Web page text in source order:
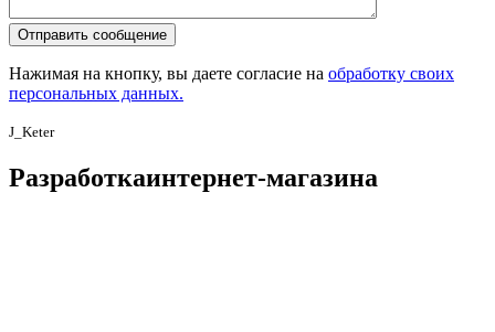
Нажимая на кнопку, вы даете согласие на обработку своих
персональных данных.
J_Keter
Разработкаинтернет-магазина